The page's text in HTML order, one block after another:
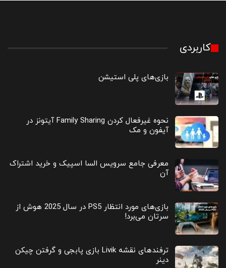
کاربردی
بازی‌های پلی استیشن
نحوه غیرفعال کردن Family Sharing آیتونز در
آیفون و مک
معرفی جامع سرویس السا اسپیک و خرید اشتراک
آن
بازی‌های مورد انتظار PS5 در سال 2025 هوش از
سرتان می‌برد!
ترفندهای نقشه Livik بازی پابجی و گرفتن چیکن
دینر